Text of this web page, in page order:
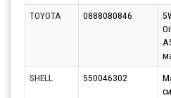
TOYOTA 0888080846
SHELL 550046302